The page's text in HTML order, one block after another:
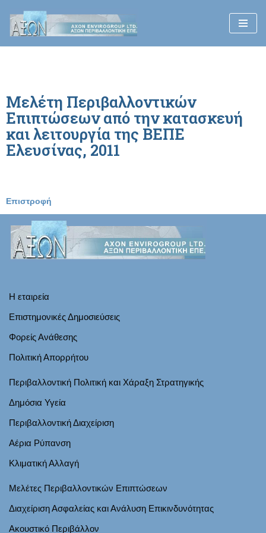
Μεταπηδήστε
στο
Μελέτη Περιβαλλοντικών
Επιπτώσεων από την κατασκευή
και λειτουργία της ΒΕΠΕ
Ελευσίνας, 2011
Επιστροφή
Η εταιρεία
Επιστημονικές Δημοσιεύσεις
Φορείς Ανάθεσης
Πολιτική Απορρήτου
Περιβαλλοντική Πολιτική και Χάραξη Στρατηγικής
Δημόσια Υγεία
Περιβαλλοντική Διαχείριση
Αέρια Ρύπανση
Κλιματική Αλλαγή
Μελέτες Περιβαλλοντικών Επιπτώσεων
Διαχείριση Ασφαλείας και Ανάλυση Επικινδυνότητας
Ακουστικό Περιβάλλον